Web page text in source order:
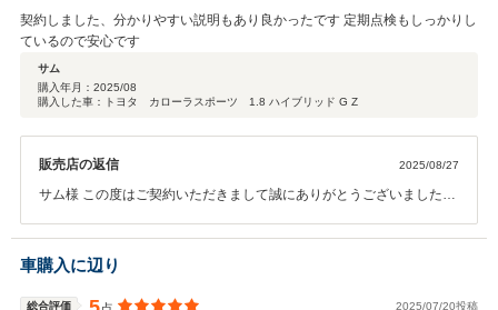
契約しました、分かりやすい説明もあり良かったです 定期点検もしっかりし
ているので安心です
サム
購入年月： 2025/08
購入した車：トヨタ カローラスポーツ 1.8 ハイブリッド G Z
販売店の返信 2025/08/27
サム様 この度はご契約いただきまして誠にありがとうございました。
ております。 何かお困りの際はぜひお気軽にお立ち寄りください。 今
後とも、どうぞ宜しくお願い致します。
車購入に辺り
総合評価 2025/07/20投稿